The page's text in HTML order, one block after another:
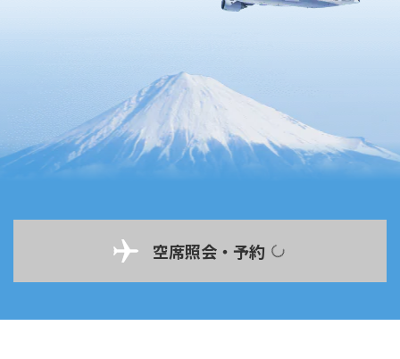
空席照会・予約